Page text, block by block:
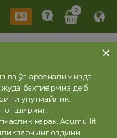
0
ва ўз арсеналимизда
жуда бахтиёрмиз деб
унутмайлик.
топширинг.
керак. Acumullit
олдини